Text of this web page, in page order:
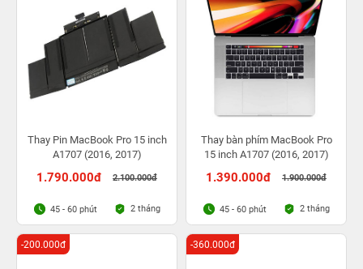
Thay Pin MacBook Pro 15 inch
A1707 (2016, 2017)
1.790.000đ 2.100.000đ
45 - 60 phút 2 tháng
Thay bàn phím MacBook Pro
15 inch A1707 (2016, 2017)
1.390.000đ 1.900.000đ
45 - 60 phút 2 tháng
-200.000đ -360.000đ